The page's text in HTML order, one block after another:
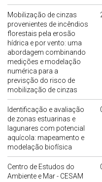
Mobilização de cinzas
provenientes de incêndios
florestais pela erosão
hídrica e por vento: uma
abordagem combinando
medições e modelação
numérica para a
previsção do risco de
mobilização de cinzas
Identificação e avaliação
de zonas estuarinas e
lagunares com potencial
aquícola: mapeamento e
modelação biofísica
Centro de Estudos do
Ambiente e Mar - CESAM